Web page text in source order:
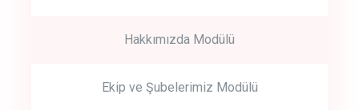
Hakkımızda Modülü
Ekip ve Şubelerimiz Modülü